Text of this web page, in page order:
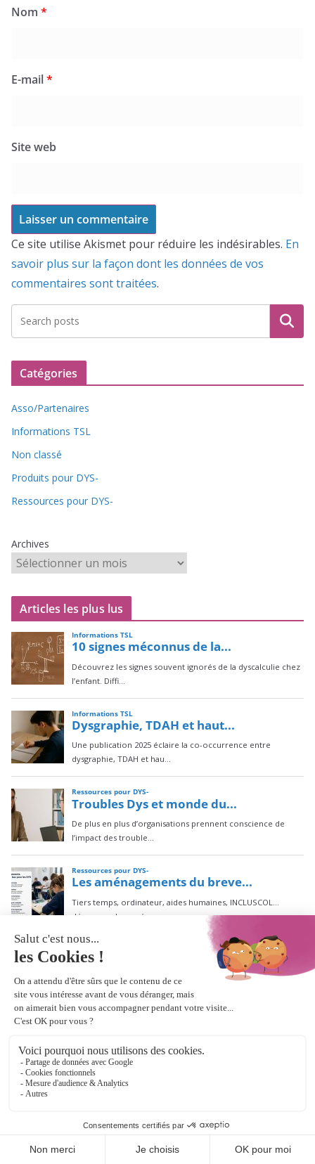
Nom *
E-mail*
Site web
Ce site utilise Akismet pour réduire les indésirables. En
savoir plus sur la façon dont les données de vos
commentaires sont traitées.
Catégories
Asso/Partenaires
Informations TSL
Non classé
Produits pour DYS-
Ressources pour DYS-
Archives
Articles les plus lus
adultes dysaide aux personnes dys
dyslexie